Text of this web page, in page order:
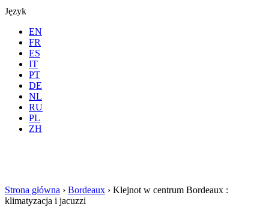
Język
EN
FR
ES
IT
PT
DE
NL
RU
PL
ZH
Gdzie Wszystkie
Strona główna › Bordeaux › Klejnot w centrum Bordeaux :
klimatyzacja i jacuzzi